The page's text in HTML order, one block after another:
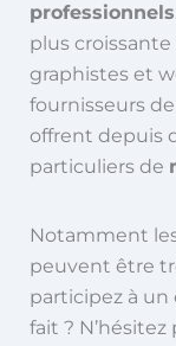
professionnels
plus
graphistes et
fournisseurs
offrent depuis
particuliers de
Notamment
peuvent être
participez à
fait ?